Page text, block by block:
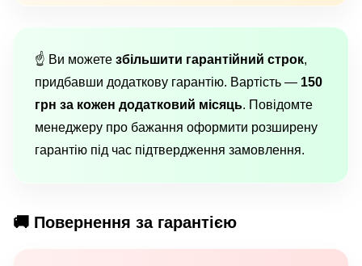
☝️ Ви можете збільшити гарантійний строк,
придбавши додаткову гарантію. Вартість — 150
грн за кожен додатковий місяць. Повідомте
менеджеру про бажання оформити розширену
гарантію під час підтвердження замовлення.
🚚 Повернення за гарантією